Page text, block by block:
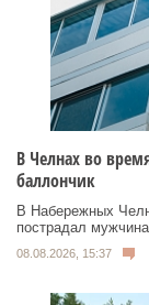
В Челнах во
баллончик
В Набережных
пострадал
08.08.2026, 15:37